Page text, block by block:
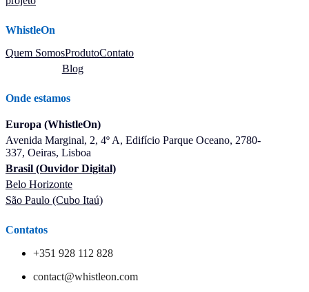
WhistleOn
Quem SomosProdutoContato
Blog
Onde estamos
Europa (WhistleOn)
Avenida Marginal, 2, 4º A, Edifício Parque Oceano, 2780-
337, Oeiras, Lisboa
Brasil (Ouvidor Digital)
Belo Horizonte
São Paulo (Cubo Itaú)
Contatos
+351 928 112 828
contact@whistleon.com